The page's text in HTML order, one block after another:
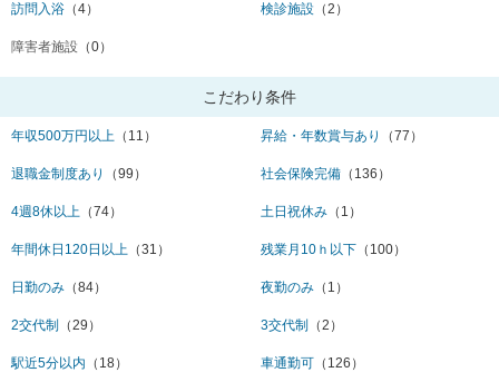
訪問入浴 （4） 検診施設 （2）
障害者施設 （0）
こだわり条件
年収500万円以上 （11） 昇給・年数賞与あり （77）
退職金制度あり （99） 社会保険完備 （136）
4週8休以上 （74） 土日祝休み （1）
年間休日120日以上 （31） 残業月10ｈ以下 （100）
日勤のみ （84） 夜勤のみ （1）
2交代制 （29） 3交代制 （2）
駅近5分以内 （18） 車通勤可 （126）